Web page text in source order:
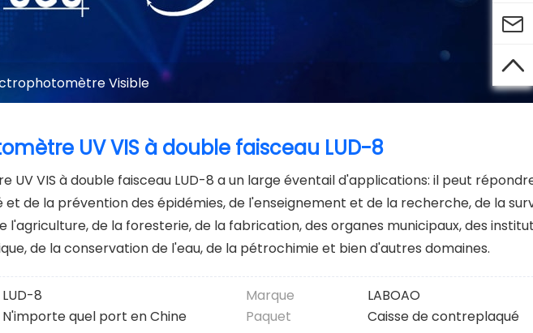
Visible
UV VIS à double faisceau LUD-8
UV VIS à double faisceau LUD-8 a un large éventail d'applications: il peut
et de la prévention des épidémies, de l'enseignement et de la recherche, de la
l'agriculture, de la foresterie, de la fabrication, des organes municipaux, des
de la conservation de l'eau, de la pétrochimie et bien d'autres domaines.
LUD-8 Marque
LABOAO
N'importe quel port en Chine Paquet Caisse de contreplaqué

